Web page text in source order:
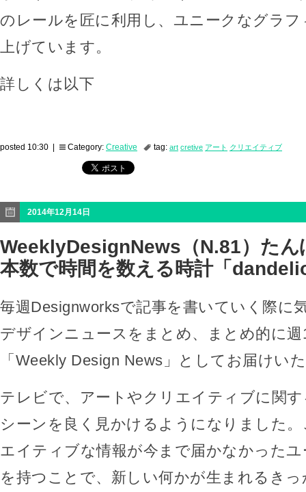
のレールを匠に利用し、ユニークなグラ
上げています。
詳しくは以下
posted 10:30 | Category: Creative tag: art cretive アート クリエイティブ
2014年12月14日
WeeklyDesignNews（N.81）たん
本数で時間を数える時計「
毎週Designworksで記事を書いていく際に
デザインニュースをまとめ、まとめ的に週
「Weekly Design News」としてお届けい
テレビで、アートやクリエイティブに関
シーンを良く見かけるようになりました
エイティブな情報が今まで届かなかった
を持つことで、新しい何かが生まれるき